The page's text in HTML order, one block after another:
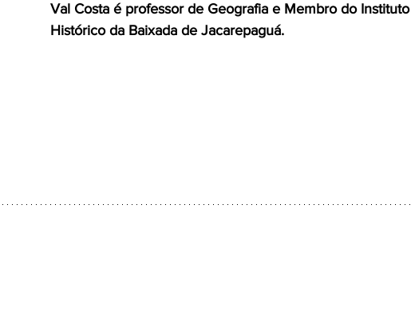
Val Costa é professor de Geografia e Membro do Instituto
Histórico da Baixada de Jacarepaguá.